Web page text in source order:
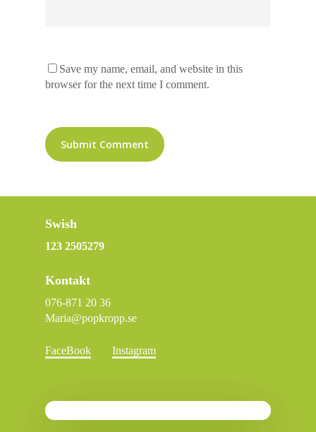
Save my name, email, and website in this
browser for the next time I comment.
Swish
123 2505279
Kontakt
076-871 20 36
Maria@popkropp.se
FaceBook Instagram